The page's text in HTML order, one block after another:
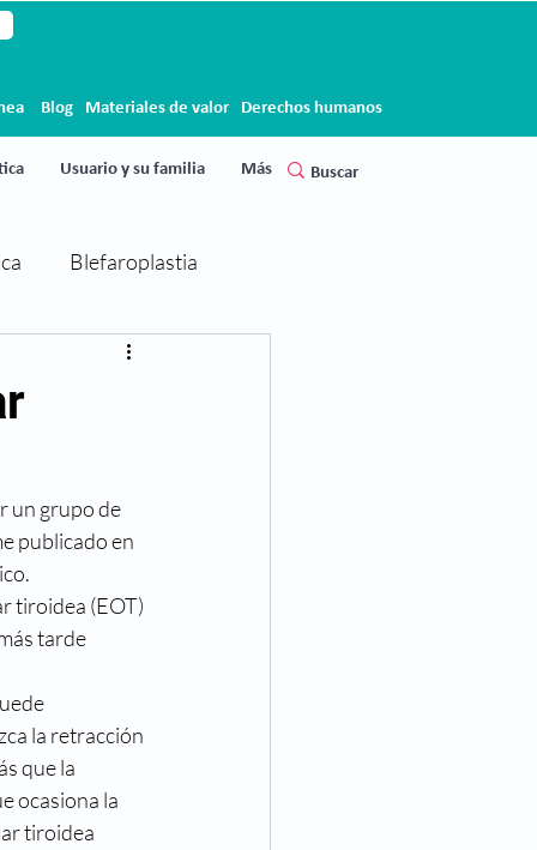
Blog Materiales de valor Derechos humanos
Usuario y su familia Más
Blefaroplastia
Cirugía de párpados
Eventos
Visión
un grupo de
publicado en
tiroidea (EOT)
tarde
la retracción
que la
ocasiona la
tiroidea